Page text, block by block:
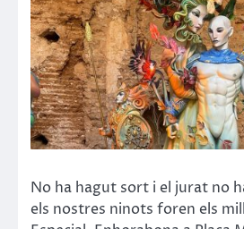
No ha hagut sort i el jurat no
els nostres ninots foren els